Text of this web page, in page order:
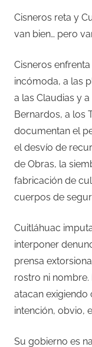
Cisneros reta y
van bien… pero
Cisneros
incómoda, a las
a las Claudias y
Bernardos, a los
documentan el
el desvío de
de Obras, la
fabricación de
cuerpos de
Cuitláhuac
interponer
prensa
rostro ni nombre.
atacan exigiendo
intención, obvio,
Su gobierno es